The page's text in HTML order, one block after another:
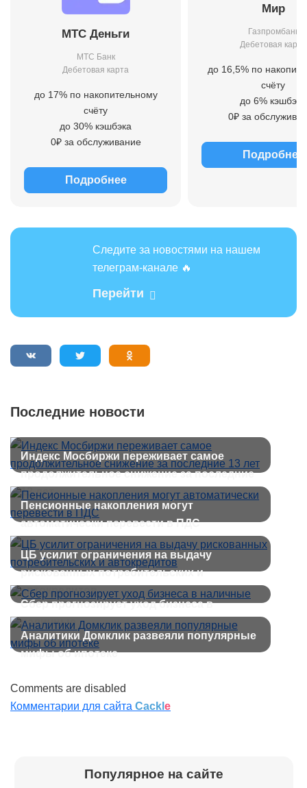
МТС Деньги
МТС Банк
Дебетовая карта
до 17% по накопительному
счёту
до 30% кэшбэка
0₽ за обслуживание
Подробнее
Мир
Газпромбанк
Дебетовая карта
до 16,5% по
счёту
до 6% кэшбэка
0₽ за
Подробнее
Следите за новостями на нашем
телеграм-канале 🔥
Перейти
Последние новости
Индекс Мосбиржи переживает самое
продолжительное снижение за последние
13 лет
Пенсионные накопления могут
автоматически перевести в ПДС
ЦБ усилит ограничения на выдачу
рискованных потребительских и
автокредитов
Сбер прогнозирует уход бизнеса в
наличные
Аналитики Домклик развеяли популярные
мифы об ипотеке
Comments are disabled
Комментарии для сайта Cackl e
Популярное на сайте